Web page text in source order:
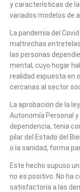
y características de
variados modelos de
La pandemia del
maltrechas
las personas
mental, cuyo hogar
realidad expuesta en
cercanas al sector
La aprobación de la
Autonomía Personal
dependencia, tenia
pilar del Estado del
o la sanidad, forma
Este hecho supuso
no es positivo. No ha
satisfactoria a las